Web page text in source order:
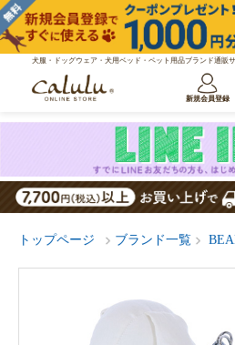
犬服・ドッグウェア・犬用ベッド・ペット用品ブランド通販
新規会員登録
トップページ ブランド一覧